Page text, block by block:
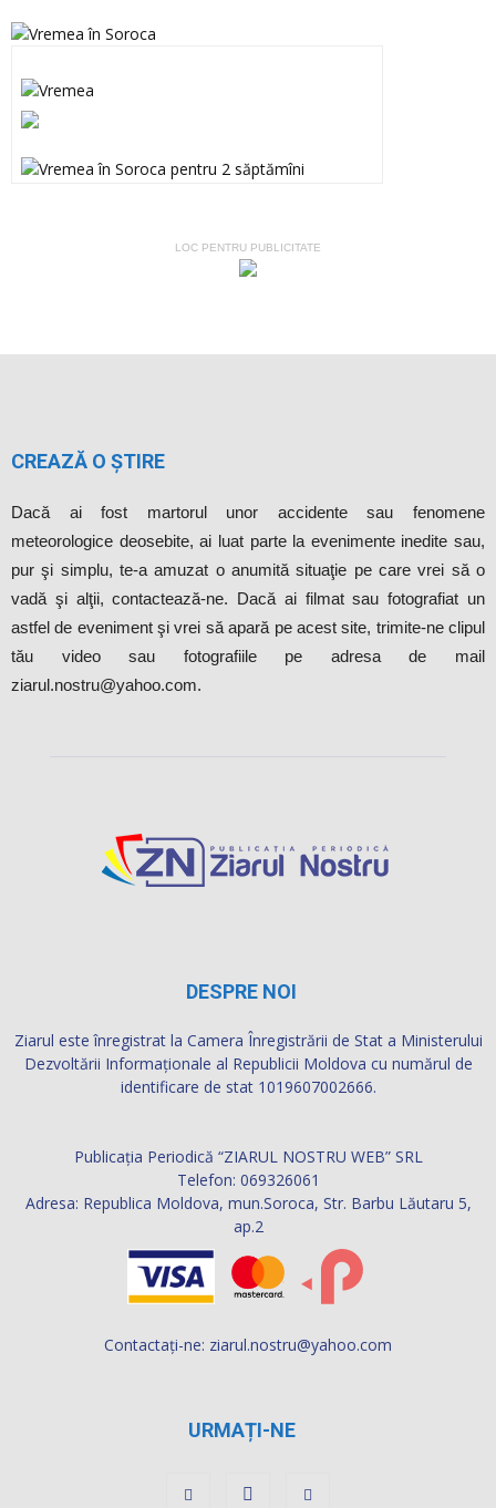
LOC PENTRU PUBLICITATE
CREAZĂ O ȘTIRE
Dacă ai fost martorul unor accidente sau fenomene
meteorologice deosebite, ai luat parte la evenimente inedite sau,
pur şi simplu, te-a amuzat o anumită situaţie pe care vrei să o
vadă şi alţii, contactează-ne. Dacă ai filmat sau fotografiat un
astfel de eveniment şi vrei să apară pe acest site, trimite-ne clipul
tău video sau fotografiile pe adresa de mail
ziarul.nostru@yahoo.com.
DESPRE NOI
Ziarul este înregistrat la Camera Înregistrării de Stat a Ministerului
Dezvoltării Informaţionale al Republicii Moldova cu numărul de
identificare de stat 1019607002666.
Publicația Periodică “ZIARUL NOSTRU WEB” SRL
Telefon: 069326061
Adresa: Republica Moldova, mun.Soroca, Str. Barbu Lăutaru 5,
ap.2
Contactați-ne: ziarul.nostru@yahoo.com
URMAȚI-NE